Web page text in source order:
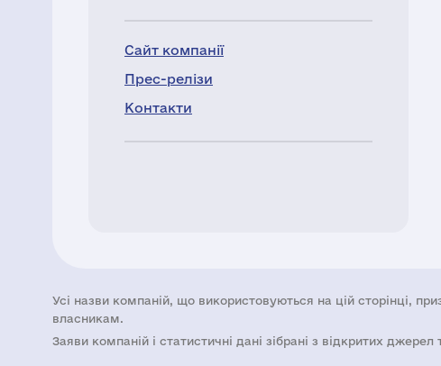
Сайт компанії
Прес-релізи
Контакти
Усі назви компаній, що використовуються на цій сторінці,
власникам.
Заяви компаній i статистичні дані зібрані з відкритих джерел